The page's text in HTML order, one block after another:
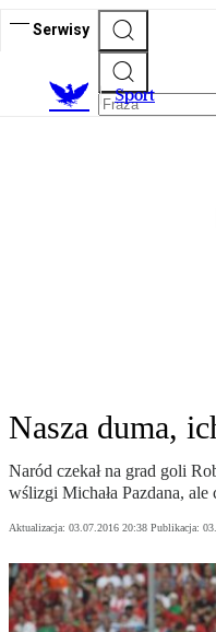
Serwisy
Sport
Nasza duma,
Naród czekał na grad goli
wślizgi Michała Pazdana,
Aktualizacja: 03.07.2016 20:38 Publikacja: